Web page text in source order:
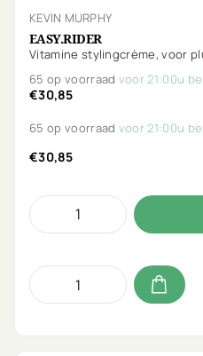
KEVIN MURPHY
EASY.RIDER
Vitamine stylingcrème, voor
65 op voorraad voor 21:00u
€30,85
65 op voorraad voor 21:00u
€30,85